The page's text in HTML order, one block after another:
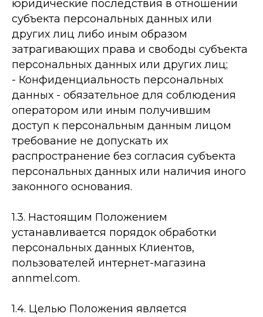
юридические последствия в отношении
субъекта персональных данных или
других лиц либо иным образом
затрагивающих права и свободы субъекта
персональных данных или других лиц;
- Конфиденциальность персональных
данных -­ обязательное для соблюдения
оператором или иным получившим
доступ к персональным данным лицом
требование не допускать их
распространение без согласия субъекта
персональных данных или наличия иного
законного основания.
1.3. Настоящим Положением
устанавливается порядок обработки
персональных данных Клиентов,
пользователей интернет-магазина
annmel.com.
1.4. Целью Положения является